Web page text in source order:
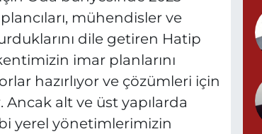
mühendisler ve
dile getiren Hatip
imar planlarını
hazırlıyor ve çözümleri için
Ancak alt ve üst yapılarda
yerel yönetimlerimizin